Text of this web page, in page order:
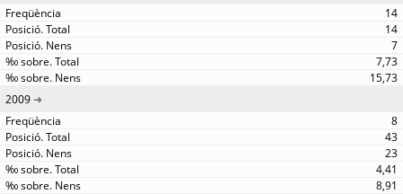
14
14
7
7,73
15,73
2009
8
43
23
4,41
8,91